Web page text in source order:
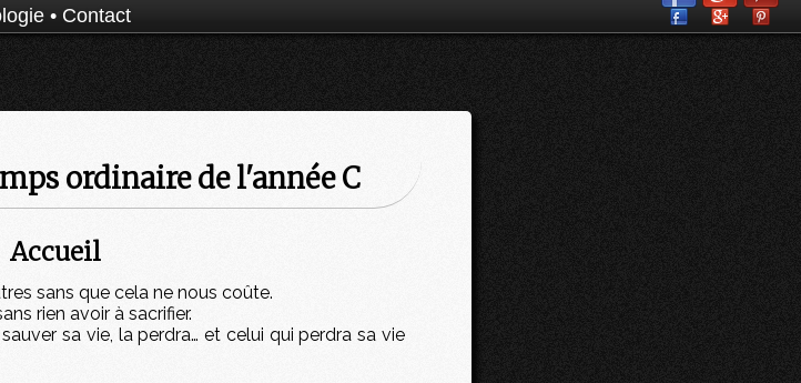
• Contact
ordinaire de l'année C
Accueil
sans que cela ne nous coûte.
rien avoir à sacrifier.
sa vie, la perdra… et celui qui perdra sa vie